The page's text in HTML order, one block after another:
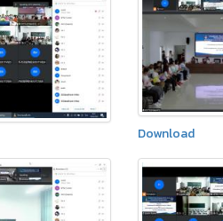
Download